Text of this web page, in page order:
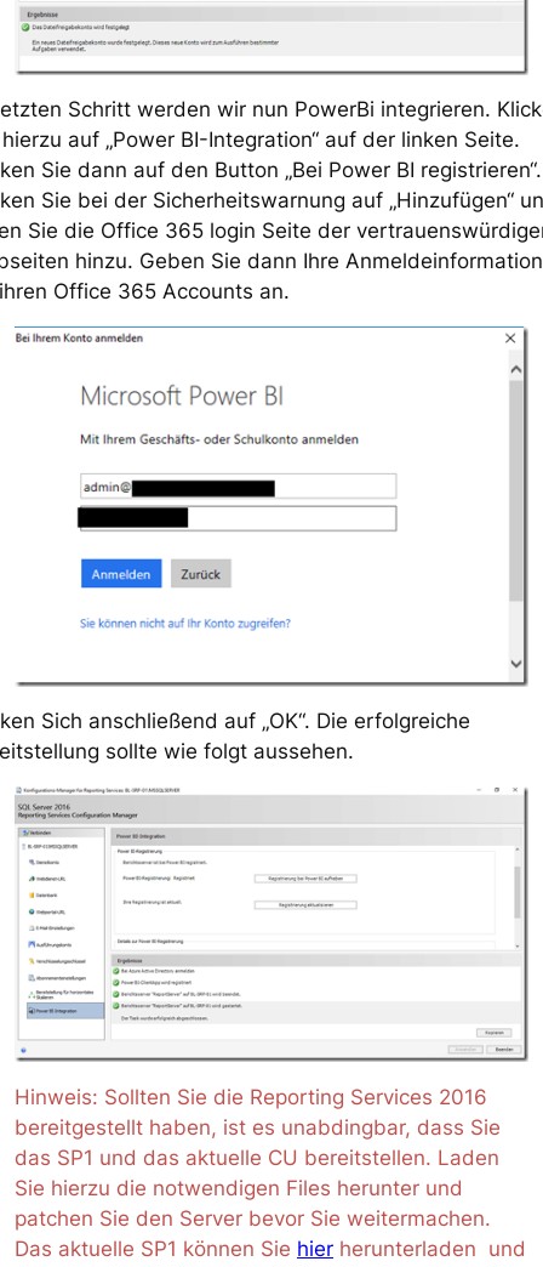
Schritt werden wir nun PowerBi integrieren.
auf „Power BI-Integration“ auf der linken Seite.
Sie dann auf den Button „Bei Power BI registrieren“.
Sie bei der Sicherheitswarnung auf „Hinzufügen“
Sie die Office 365 login Seite der
hinzu. Geben Sie dann Ihre
Office 365 Accounts an.
Sich anschließend auf „OK“. Die erfolgreiche
sollte wie folgt aussehen.
Hinweis: Sollten Sie die Reporting Services 2016
bereitgestellt haben, ist es unabdingbar, dass Sie
das SP1 und das aktuelle CU bereitstellen. Laden
Sie hierzu die notwendigen Files herunter und
patchen Sie den Server bevor Sie weitermachen.
Das aktuelle SP1 können Sie hier herunterladen und